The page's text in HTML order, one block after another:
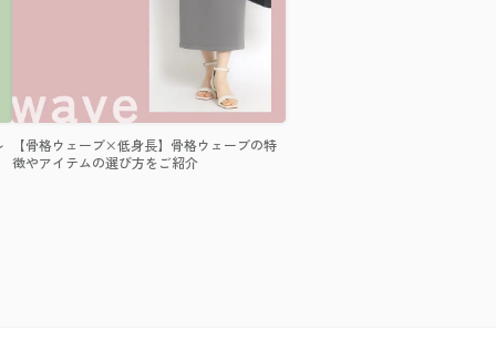
【骨格ウェーブ×低身長】骨格ウェーブの特
徴やアイテムの選び方をご紹介